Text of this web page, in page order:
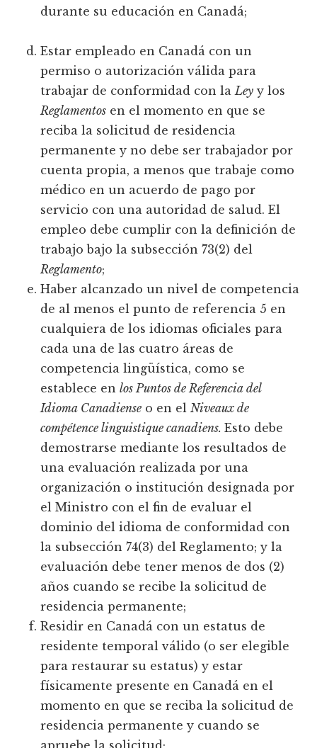
durante su educación en Canadá;
Estar empleado en Canadá con un
permiso o autorización válida para
trabajar de conformidad con laLey y los
Reglamentos en el momento en que se
reciba la solicitud de residencia
permanente y no debe ser trabajador por
cuenta propia, a menos que trabaje como
médico en un acuerdo de pago por
servicio con una autoridad de salud. El
empleo debe cumplir con la definición de
trabajo bajo la subsección 73(2) del
Reglamento;
Haber alcanzado un nivel de competencia
de al menos el punto de referencia 5 en
cualquiera de los idiomas oficiales para
cada una de las cuatro áreas de
competencia lingüística, como se
establece enlos Puntos de Referencia del
Idioma Canadiense o en elNiveaux de
compétence linguistique canadiens.Esto debe
demostrarse mediante los resultados de
una evaluación realizada por una
organización o institución designada por
el Ministro con el fin de evaluar el
dominio del idioma de conformidad con
la subsección 74(3) del Reglamento; y la
evaluación debe tener menos de dos (2)
años cuando se recibe la solicitud de
residencia permanente;
Residir en Canadá con un estatus de
residente temporal válido (o ser elegible
para restaurar su estatus) y estar
físicamente presente en Canadá en el
momento en que se reciba la solicitud de
residencia permanente y cuando se